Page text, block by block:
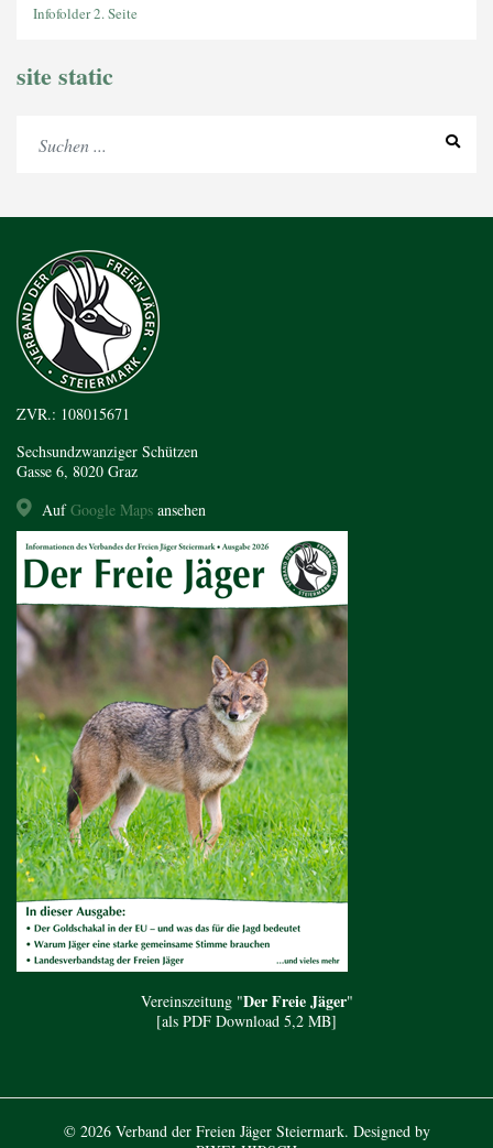
Infofolder 2. Seite
site static
ZVR.: 108015671
Sechsundzwanziger Schützen
Gasse 6, 8020 Graz
AufGoogle Maps ansehen
Vereinszeitung "Der Freie Jäger"
[als PDF Download 5,2 MB]
© 2026 Verband der Freien Jäger Steiermark. Designed by